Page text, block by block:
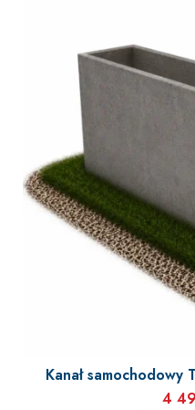
Kanał
4